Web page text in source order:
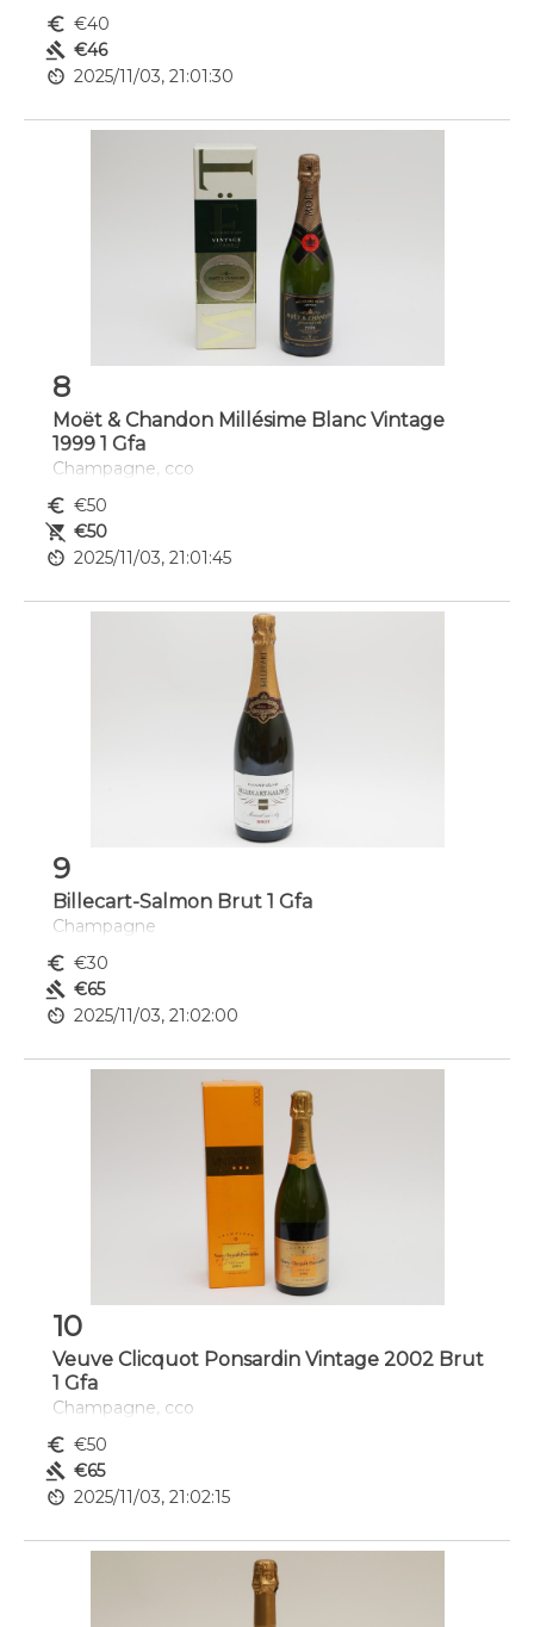
euro_symbol €40
gavel €46
av_timer 2025/11/03, 21:01:30
8
Moët & Chandon Millésime Blanc Vintage
1999 1 Gfa
Champagne, cco
euro_symbol €50
remove_shopping_cart €50
av_timer 2025/11/03, 21:01:45
9
Billecart-Salmon Brut 1 Gfa
Champagne
euro_symbol €30
gavel €65
av_timer 2025/11/03, 21:02:00
10
Veuve Clicquot Ponsardin Vintage 2002 Brut
1 Gfa
Champagne, cco
euro_symbol €50
gavel €65
av_timer 2025/11/03, 21:02:15